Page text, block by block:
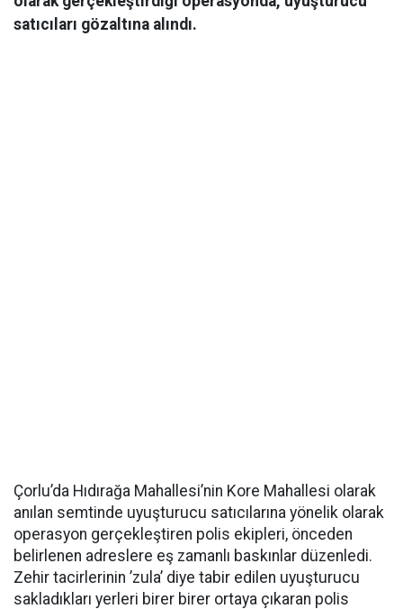
satıcıları gözaltına alındı.
Çorlu’da Hıdırağa Mahallesi’nin Kore Mahallesi olarak
anılan semtinde uyuşturucu satıcılarına yönelik olarak
operasyon gerçekleştiren polis ekipleri, önceden
belirlenen adreslere eş zamanlı baskınlar düzenledi.
Zehir tacirlerinin ’zula’ diye tabir edilen uyuşturucu
sakladıkları yerleri birer birer ortaya çıkaran polis